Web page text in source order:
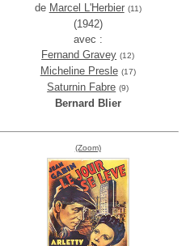
de Marcel L'Herbier (11)
(1942)
avec :
Fernand Gravey (12)
Micheline Presle (17)
Saturnin Fabre (9)
Bernard Blier
(Zoom)